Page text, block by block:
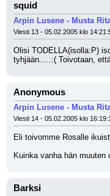
squid
Arpin Lusene - Musta
Viesti 13 - 05.02.2005 klo
Olisi TODELLA(isolla:P)
tyhjään.....:( Toivotaan,
Anonymous
Arpin Lusene - Musta
Viesti 14 - 05.02.2005 klo
Eli toivomme Rosalle
Kuinka vanha hän muuten
Barksi